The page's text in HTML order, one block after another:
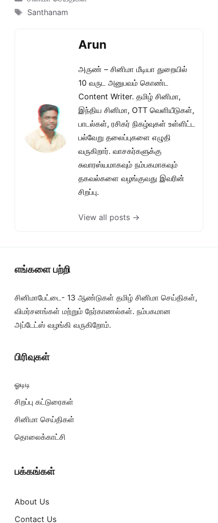
Tags
Santhanam
Arun
அருண் – சினிமா மீடியா துறையில்
10 வருட அனுபவம் கொண்ட
Content Writer. தமிழ் சினிமா,
இந்திய சினிமா, OTT வெளியீடுகள்,
பாடல்கள், ரசிகர் நிகழ்வுகள் உள்ளிட்ட
பல்வேறு தலைப்புகளை எழுதி
வருகிறார். வாசகர்களுக்கு
சுவாரஸ்யமாகவும் நம்பகமாகவும்
தகவல்களை வழங்குவது இவரின்
சிறப்பு.
View all posts →
எங்களை பற்றி
சினிமாபேட்டை- 13 ஆண்டுகள் தமிழ் சினிமா செய்திகள்,
விமர்சனங்கள் மற்றும் நேர்காணல்கள். நம்பகமான
அப்டேட்ஸ் வழங்கி வருகிறோம்.
பிரிவுகள்
ஓடிடி
சிறப்பு கட்டுரைகள்
சினிமா செய்திகள்
தொலைக்காட்சி
பக்கங்கள்
About Us
Contact Us